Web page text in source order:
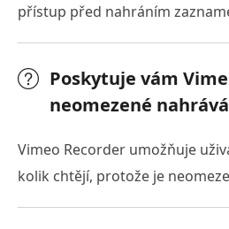
přístup před nahráním
Poskytuje vám
neomezené
Vimeo Recorder umožňuje
kolik chtějí, protože je